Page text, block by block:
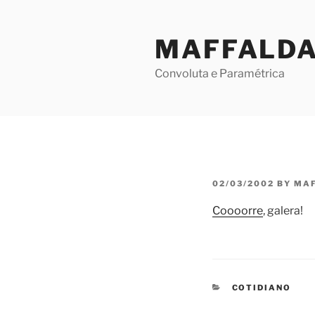
Convoluta e Paramétrica
POSTED
02/03/2002 BY
Coooorre, galera!
CATEGORIES
COTIDIANO